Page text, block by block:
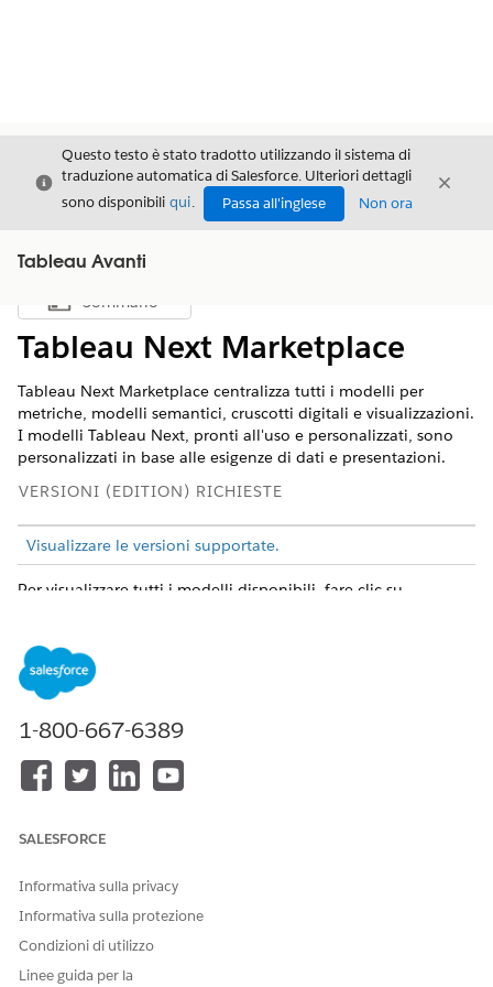
Chiudi
Questo testo è stato tradotto utilizzando il sistema di
traduzione automatica di Salesforce. Ulteriori dettagli
sono disponibili qui. Passa all'inglese Non ora
Chiudi
Tableau Avanti
Mostra sommario
Sommario
Tableau Next Marketplace
Tableau Next Marketplace centralizza tutti i modelli per
metriche, modelli semantici, cruscotti digitali e visualizzazioni.
I modelli Tableau Next, pronti all'uso e personalizzati, sono
personalizzati in base alle esigenze di dati e presentazioni.
VERSIONI (EDITION) RICHIESTE
Visualizzare le versioni supportate.
Per visualizzare tutti i modelli disponibili, fare clic su
Per impostazione predefinita, il Marketplace mostra tutti i
1-800-667-6389
SALESFORCE
Informativa sulla privacy
Informativa sulla protezione
Condizioni di utilizzo
Linee guida per la